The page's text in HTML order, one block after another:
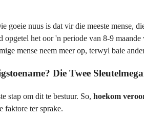
goeie nuus is dat vir die meeste mense,
het oor 'n periode van 8-9
mense neem meer op, terwyl baie
Die Twee
stap om dit te bestuur. So, hoekom
faktore ter sprake.